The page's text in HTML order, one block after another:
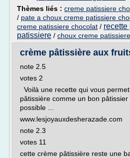
Thèmes liés : creme patissiere
/ pate a choux creme patissiere
creme patissiere chocolat / recette
patissiere / choux creme
crème pâtissière aux
note 2.5
votes 2
Voilà une recette qui vous
pâtissière comme un bon
possible ...
www.lesjoyauxdesherazade.com
note 2.3
votes 11
cette crème pâtissière reste une